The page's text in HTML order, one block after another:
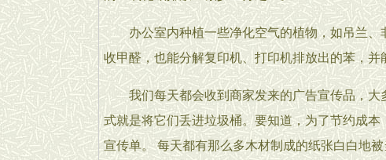
办公室内种植一些净化空气的植物，如吊兰、
收甲醛，也能分解复印机、打印机排放出的苯，并
我们每天都会收到商家发来的广告宣传品，大
式就是将它们丢进垃圾桶。要知道，为了节约成本
宣传单。 每天都有那么多木材制成的纸张白白地